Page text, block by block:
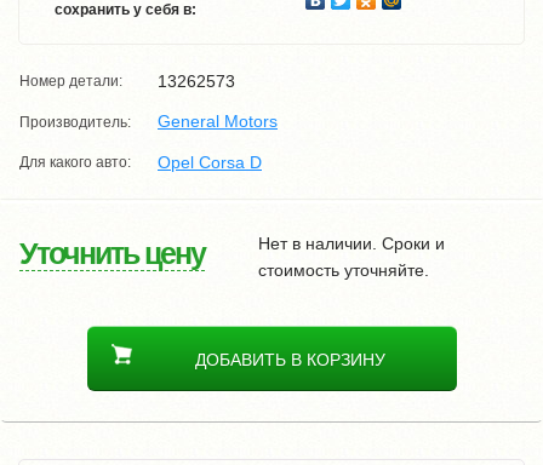
сохранить у себя в:
Номер детали: 13262573
Производитель: General Motors
Для какого авто: Opel Corsa D
Уточнить цену
Нет в наличии. Сроки и
стоимость уточняйте.
ДОБАВИТЬ В КОРЗИНУ